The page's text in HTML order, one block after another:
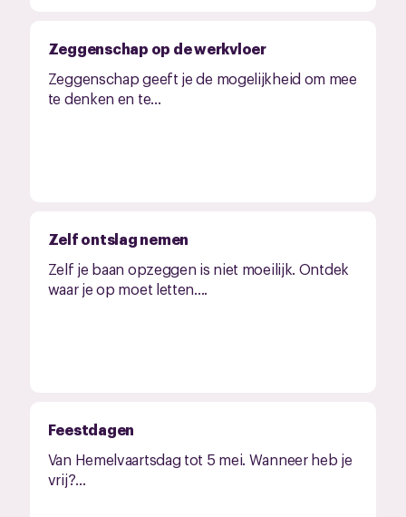
Zeggenschap op de werkvloer
Zeggenschap geeft je de mogelijkheid om mee
te denken en te...
Zelf ontslag nemen
Zelf je baan opzeggen is niet moeilijk. Ontdek
waar je op moet letten....
Feestdagen
Van Hemelvaartsdag tot 5 mei. Wanneer heb je
vrij?...